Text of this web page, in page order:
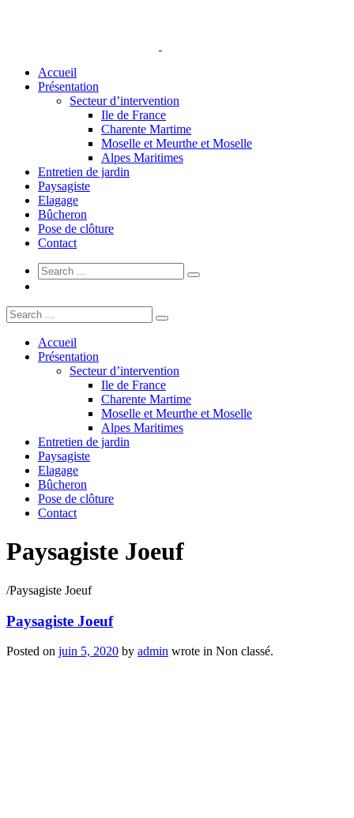
Accueil
Présentation
Secteur d’intervention
Ile de France
Charente Martime
Moselle et Meurthe et Moselle
Alpes Maritimes
Entretien de jardin
Paysagiste
Elagage
Bûcheron
Pose de clôture
Contact
Accueil
Présentation
Secteur d’intervention
Ile de France
Charente Martime
Moselle et Meurthe et Moselle
Alpes Maritimes
Entretien de jardin
Paysagiste
Elagage
Bûcheron
Pose de clôture
Contact
Paysagiste Joeuf
/Paysagiste Joeuf
Paysagiste Joeuf
Posted on juin 5, 2020 by admin wrote in Non classé.